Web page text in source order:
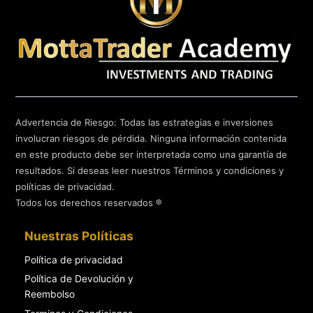
Advertencia de Riesgo: Todas las estrategias e inversiones
involucran riesgos de pérdida. Ninguna información contenida
en este producto debe ser interpretada como una garantía de
resultados. Si deseas leer nuestros Términos y condiciones y
políticas de privacidad.
Todos los derechos reservados ®
Nuestras Políticas
Política de privacidad
Política de Devolución y
Reembolso